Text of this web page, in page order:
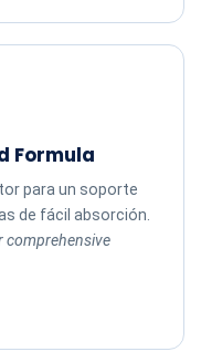
Formula
para un soporte
de fácil absorción.
comprehensive